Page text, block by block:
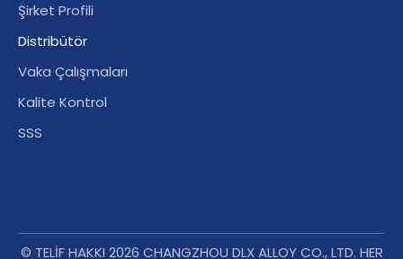
Şirket Profili
Distribütör
Vaka Çalışmaları
Kalite Kontrol
SSS
© TELİF HAKKI 2026 CHANGZHOU DLX ALLOY CO., LTD. HER